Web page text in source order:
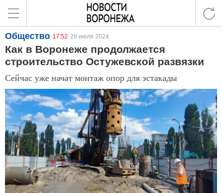
Общество 17:52 26 июля 2024
Как в Воронеже продолжается
строительство Остужевской развязки
Сейчас уже начат монтаж опор для эстакады